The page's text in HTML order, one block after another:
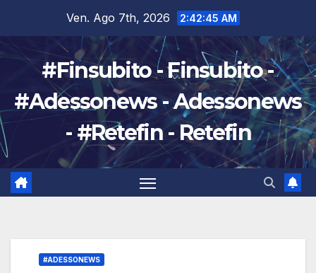
contenuto
Ven. Ago 7th, 2026 2:42:46 AM
#Finsubito - Finsubito -
#Adessonews - Adessonews
- #Retefin - Retefin
#ADESSONEWS